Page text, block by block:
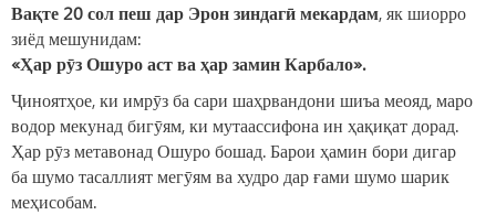
Вақте 20 сол пеш дар Эрон зиндагӣ мекардам, як шиорро
зиёд мешунидам:
«Ҳар рӯз Ошуро аст ва ҳар замин Карбало».
Ҷиноятҳое, ки имрӯз ба сари шаҳрвандони шиъа меояд, маро
водор мекунад бигӯям, ки мутаассифона ин ҳақиқат дорад.
Ҳар рӯз метавонад Ошуро бошад. Барои ҳамин бори дигар
ба шумо тасаллият мегӯям ва худро дар ғами шумо шарик
меҳисобам.